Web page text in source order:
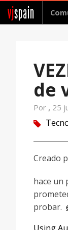
vjspain
de
Por , 25
tag
Creado
hace un
probar.